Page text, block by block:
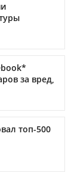
за вред,
топ-500